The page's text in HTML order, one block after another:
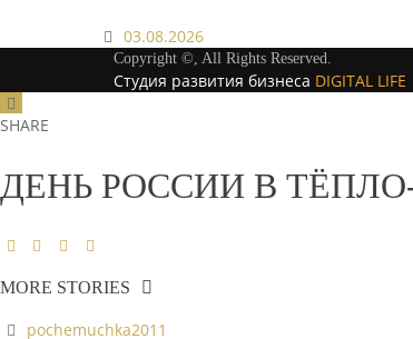
03.08.2026
Copyright ©, All Rights Reserved.
Студия развития бизнеса DIGITAL LIFE
SHARE
ДЕНЬ РОССИИ В
MORE STORIES
pochemuchka2011